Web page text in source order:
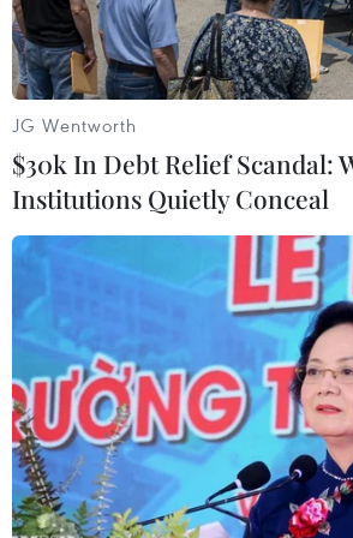
lập WikiLeaks Julian Assange
Nhà sáng lập WikiLeaks Julian Assange
áp giải khỏi Đại sứ quán Ecuador ở
Rupity/TTXVN)
Ngày 13/6, Bộ trưởng Nội vụ
ký quyết định chấp thuận yêu
JG Wentworth
$30k In Debt Relief Scandal:
Institutions Quietly Conceal